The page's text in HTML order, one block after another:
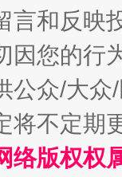
言和反映
因您的行
公众/大
将不定期
络版权权